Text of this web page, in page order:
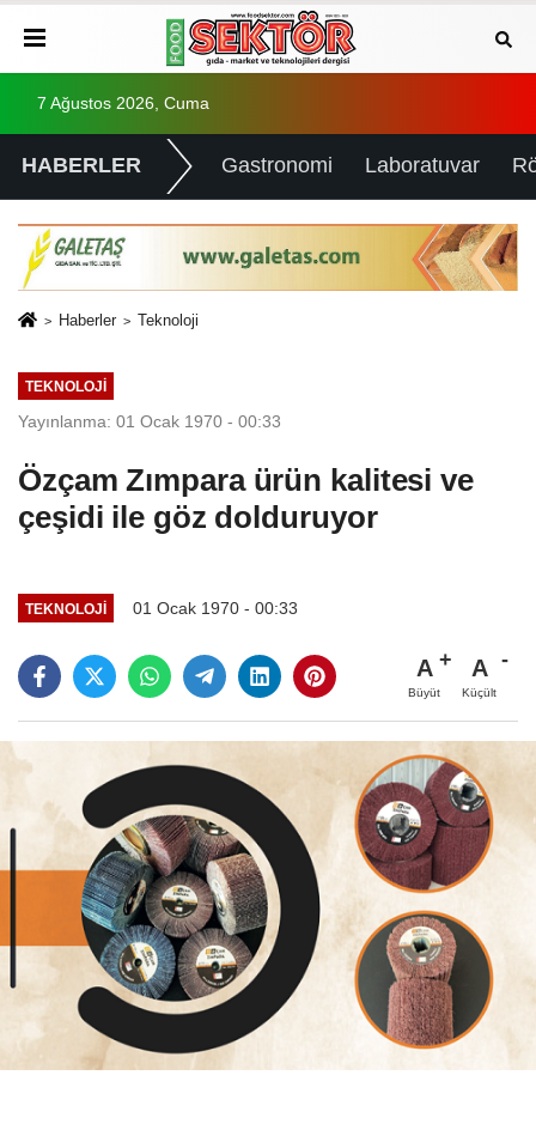
7 Ağustos 2026, Cuma
HABERLER Gastronomi Laboratuvar
Haberler Teknoloji
TEKNOLOJI
Yayınlanma: 01 Ocak 1970 - 00:33
Özçam Zımpara ürün kalitesi ve
çeşidi ile göz dolduruyor
TEKNOLOJI 01 Ocak 1970 - 00:33
A
Büyüt
A
Küçült